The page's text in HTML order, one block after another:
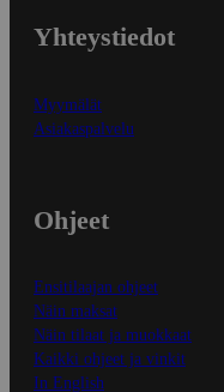
Yhteystiedot
Myymälät
Asiakaspalvelu
Ohjeet
Ensitilaajan ohjeet
Näin maksat
Näin tilaat ja muokkaat
Kaikki ohjeet ja vinkit
In English